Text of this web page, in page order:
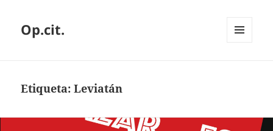
Op.cit.
Etiqueta:Leviatán